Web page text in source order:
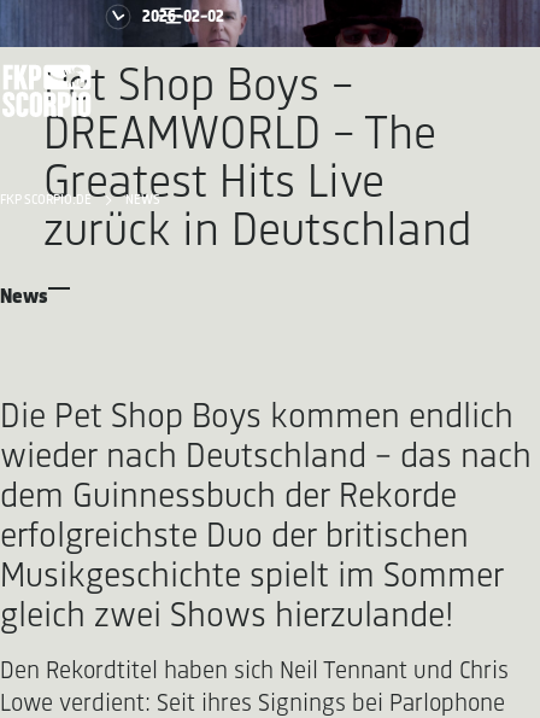
FKP SCORPIO.DE NEWS
2026-02-02
Pet Shop Boys -
DREAMWORLD - The
Greatest Hits Live
zurück in Deutschland
News
Die Pet Shop Boys kommen endlich
wieder nach Deutschland - das nach
dem Guinnessbuch der Rekorde
erfolgreichste Duo der britischen
Musikgeschichte spielt im Sommer
gleich zwei Shows hierzulande!
Den Rekordtitel haben sich Neil Tennant und Chris
Lowe verdient: Seit ihres Signings bei Parlophone